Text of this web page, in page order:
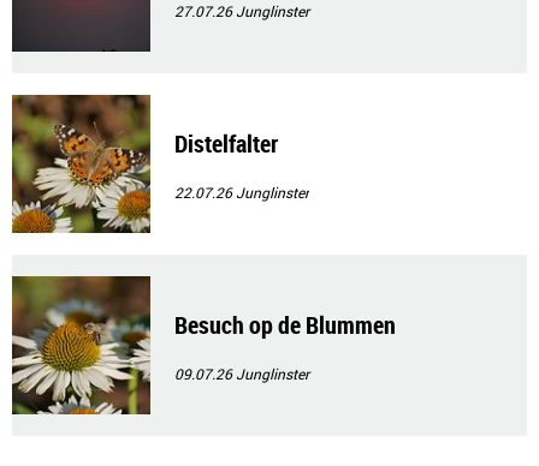
27.07.26Junglinster
Distelfalter
22.07.26Junglinster
Besuch op de Blummen
09.07.26Junglinster